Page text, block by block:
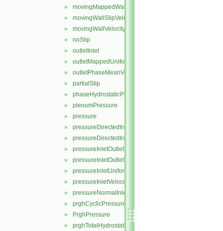
► movingMappedWallVelocity
► movingWallSlipVelocity
► movingWallVelocity
► noSlip
► outletInlet
► outletMappedUniformInlet
► outletPhaseMeanVelocity
► partialSlip
► phaseHydrostaticPressure
► plenumPressure
► pressure
► pressureDirectedInletOutletVelocity
► pressureDirectedInletVelocity
► pressureInletOutletParSlipVelocity
► pressureInletOutletVelocity
► pressureInletUniformVelocity
► pressureInletVelocity
► pressureNormalInletOutletVelocity
► prghCyclicPressure
► PrghPressure
► prghTotalHydrostaticPressure